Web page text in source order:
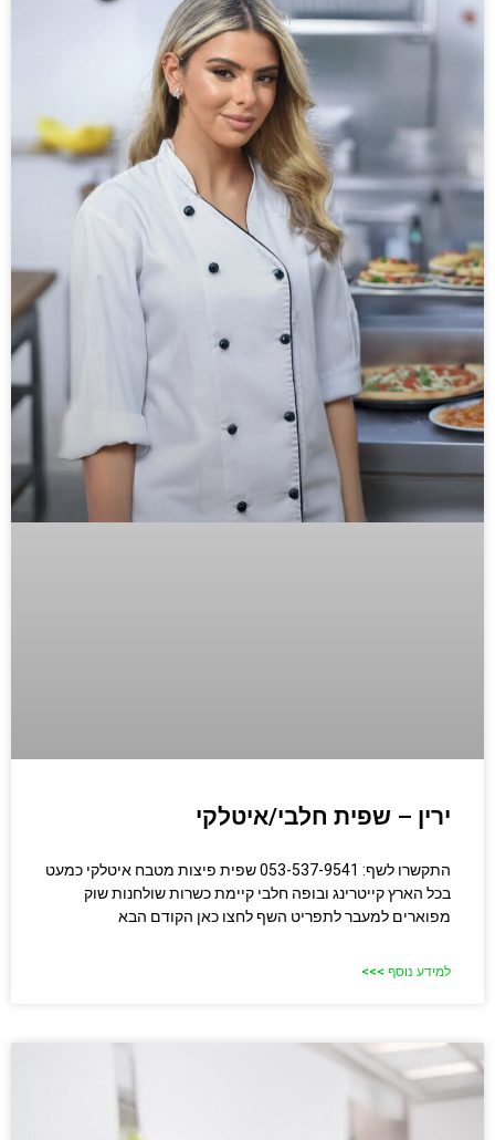
ירין – שפית חלבי/איטלקי
התקשרו לשף: 053-537-9541 שפית פיצות מטבח איטלקי כמעט
בכל הארץ קייטרינג ובופה חלבי קיימת כשרות שולחנות שוק
מפוארים למעבר לתפריט השף לחצו כאן הקודם הבא
למידע נוסף >>>